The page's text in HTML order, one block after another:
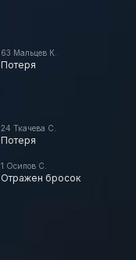
63 Мальцев К.
Потеря
24 Ткачева С.
Потеря
1 Осипов С.
Отражен бросок